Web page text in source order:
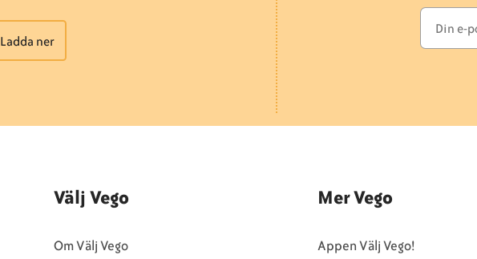
Ladda ner
Välj Vego
Om Välj Vego
Mer Vego
Appen Välj Vego!